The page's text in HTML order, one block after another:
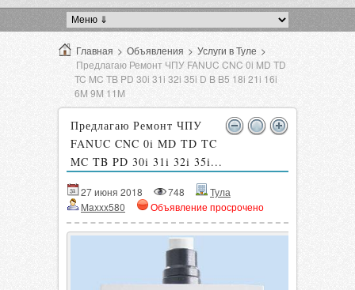
Главная > Объявления > Услуги в Туле >
Предлагаю Ремонт ЧПУ FANUC CNC 0i MD TD
TC MC TB PD 30i 31i 32i 35i D B B5 18i 21i 16i
6M 9M 11M
Предлагаю Ремонт ЧПУ
FANUC CNC 0i MD TD TC
MC TB PD 30i 31i 32i 35i...
27 июня 2018 748
Тула
Maxxx580
Объявление просрочено